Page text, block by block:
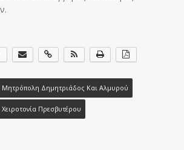
Μητρόπολη Δημητριάδος Και Αλμυρού
Χειροτονία Πρεσβυτέρου